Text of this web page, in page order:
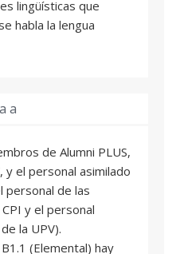
lingüísticas que
habla la lengua
a
de Alumni PLUS,
y el personal asimilado
personal de las
y el personal
la UPV).
(Elemental) hay